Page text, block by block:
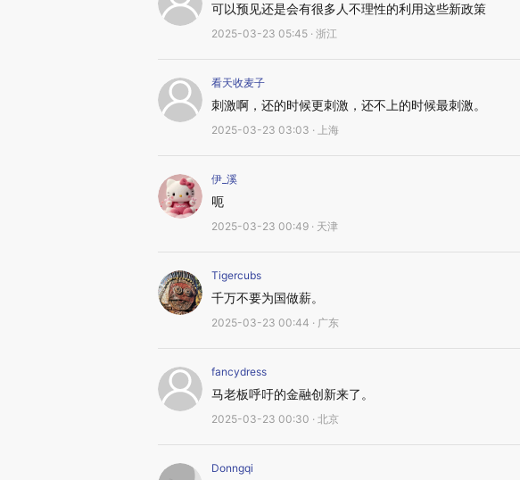
可以预见还是会有很多人不理性的利用这些新政策
2025-03-23 05:45 · 浙江
看天收麦子
刺激啊，还的时候更刺激，还不上的时候最刺激。
2025-03-23 03:03 · 上海
伊_溪
呃
2025-03-23 00:49 · 天津
Tigercubs
千万不要为国做薪。
2025-03-23 00:44 · 广东
fancydress
马老板呼吁的金融创新来了。
2025-03-23 00:30 · 北京
Donngqi